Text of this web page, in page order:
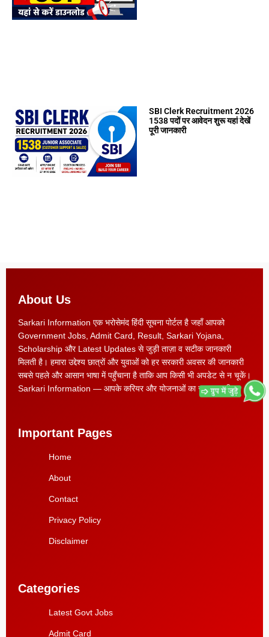
SBI Clerk Recruitment 2026
1538 पदों पर आवेदन शुरू यहां देखें
पूरी जानकारी
About Us
Sarkari Information एक भरोसेमंद हिंदी सूचना पोर्टल है जहाँ आपको
Government Jobs, Admit Card, Result, Sarkari Yojana,
Scholarship और Latest Updates से जुड़ी ताज़ा व सटीक जानकारी
मिलती है। हमारा उद्देश्य छात्रों और युवाओं को हर सरकारी अवसर की जानकारी
सबसे पहले और आसान भाषा में पहुँचाना है ताकि आप किसी भी अपडेट से न चूकें।
Sarkari Information — आपके करियर और योजनाओं का सच्चा साथी।।
Important Pages
Home
About
Contact
Privacy Policy
Disclaimer
Categories
Latest Govt Jobs
Admit Card